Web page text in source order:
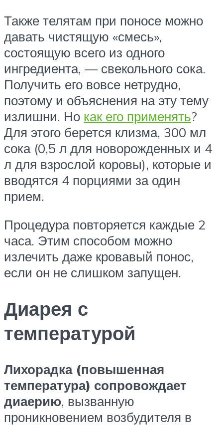
Также телятам при поносе можно
давать чистящую «смесь»,
состоящую всего из одного
ингредиента, — свекольного сока.
Получить его вовсе нетрудно,
поэтому и объяснения на эту тему
излишни. Но как его применять?
Для этого берется клизма, 300 мл
сока (0,5 л для новорожденных и 4
л для взрослой коровы), которые и
вводятся 4 порциями за один
прием.
Процедура повторяется каждые 2
часа. Этим способом можно
излечить даже кровавый понос,
если он не слишком запущен.
Диарея с
температурой
Лихорадка (повышенная
температура) сопровождает
диаерию, вызванную
проникновением возбудителя в